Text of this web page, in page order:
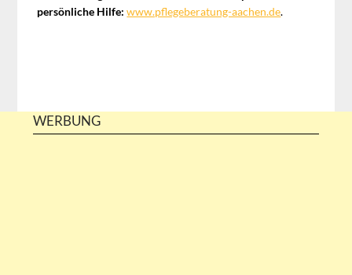
persönliche Hilfe: www.pflegeberatung-aachen.de.
WERBUNG